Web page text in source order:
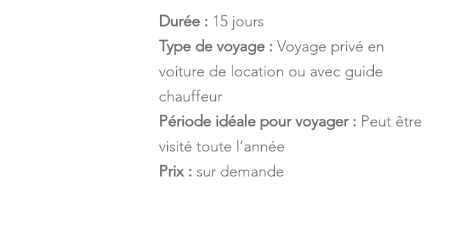
Durée : 15 jours
Type de voyage : Voyage privé en
voiture de location ou avec guide
chauffeur
Période idéale pour voyager : Peut être
visité toute l’année
Prix : sur demande